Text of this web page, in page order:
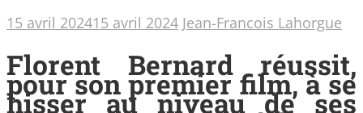
15 avril 202415 avril 2024 Jean-Francois Lahorgue
Florent Bernard réussit,
pour son premier film, à se
hisser au niveau de ses